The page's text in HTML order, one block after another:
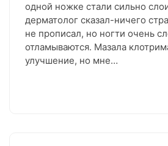
одной ножке стали сильно
дерматолог сказал-ничего
не прописал, но ногти очень
отламываются. Мазала
улучшение, но мне…